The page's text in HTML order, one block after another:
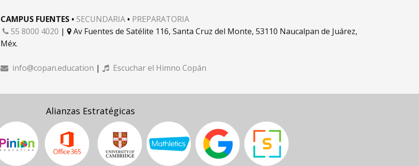
CAMPUS FUENTES • SECUNDARIA • PREPARATORIA
 55 8000 4020 |  Av Fuentes de Satélite 116, Santa Cruz del Monte, 53110 Naucalpan de Juárez,
Méx.
 info@copan.education |  Escuchar el Himno Copán
Alianzas Estratégicas